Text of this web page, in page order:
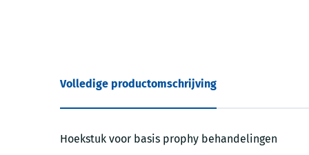
Volledige productomschrijving
Hoekstuk voor basis prophy behandelingen